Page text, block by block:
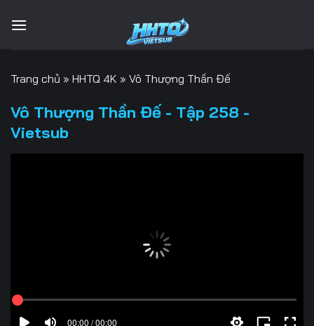
qua
Trang chủ » HHTQ 4K » Vô Thượng Thần Đế
Vô Thượng Thần Đế - Tập 258 -
Vietsub
00:00 / 00:00